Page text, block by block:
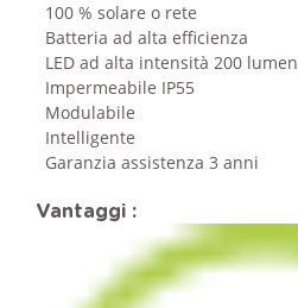
100 % solare o rete
Batteria ad alta efficienza
LED ad alta intensità 200 lumen
Impermeabile IP55
Modulabile
Intelligente
Garanzia assistenza 3 anni
Vantaggi :